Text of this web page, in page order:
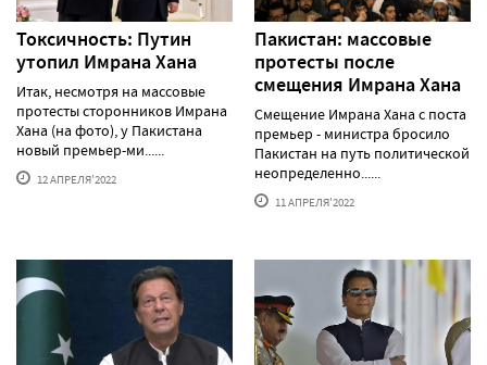
Токсичность: Путин
утопил Имрана Хана
Итак, несмотря на массовые
протесты сторонников Имрана
Хана (на фото), у Пакистана
новый премьер-ми......
12 АПРЕЛЯ'2022
Пакистан: массовые
протесты после
смещения Имрана Хана
Смещение Имрана Хана с поста
премьер - министра бросило
Пакистан на путь политической
неопределенно......
11 АПРЕЛЯ'2022